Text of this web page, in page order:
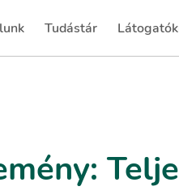
Tudástár
(current) (current)